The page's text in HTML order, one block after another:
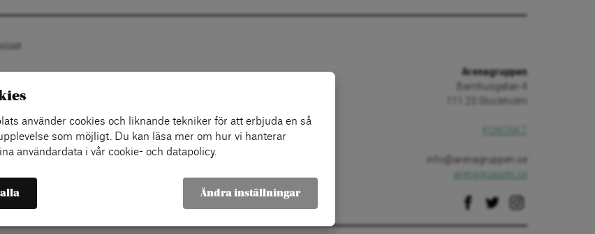
Arenagruppen
Barnhusgatan 4
111 23 Stockholm
info@arenagruppen.se
arenagruppen.se
använder cookies och liknande tekniker för att erbjuda en så
som möjligt. Du kan läsa mer om hur vi hanterar
användardata i vår cookie- och datapolicy.
Ändra inställningar